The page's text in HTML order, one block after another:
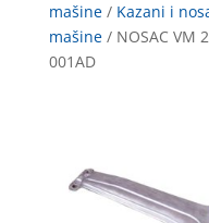
mašine/ Kazani i
mašine/ NOSAC VM
001AD